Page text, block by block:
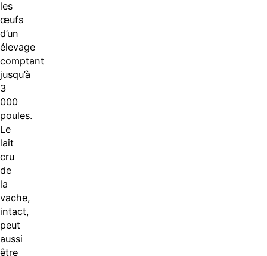
les
œufs
d’un
élevage
comptant
jusqu’à
3
000
poules.
Le
lait
cru
de
la
vache,
intact,
peut
aussi
être